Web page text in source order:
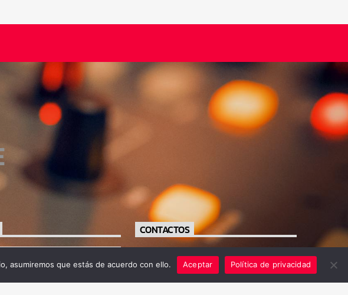
CONTACTOS
https://radiofe.com.sv/
asumiremos que estás de acuerdo con ello. Aceptar Política de privacidad